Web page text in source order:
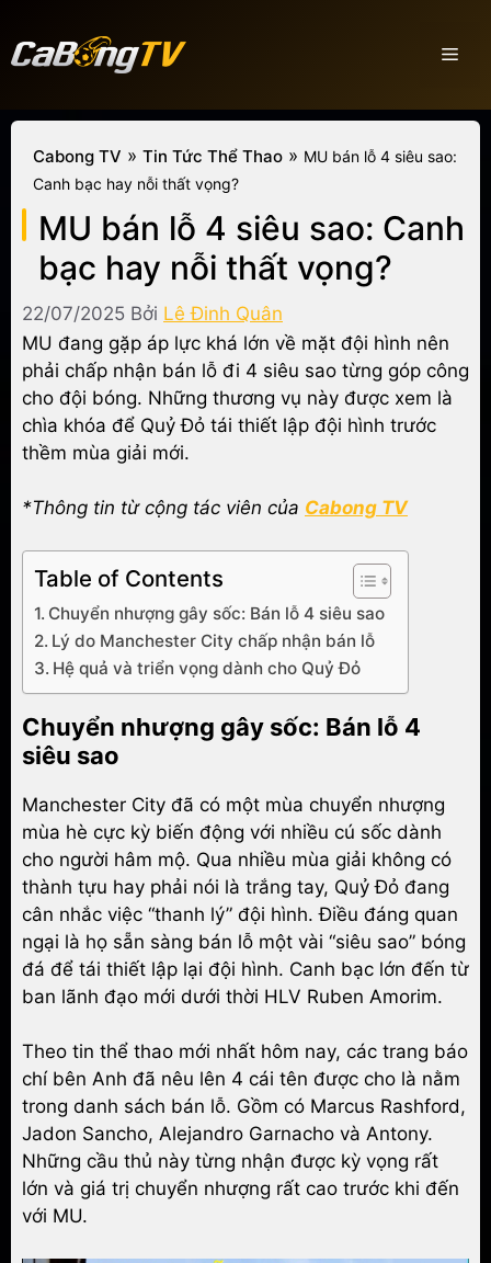
đến
nội
Cabong TV » Tin Tức Thể Thao » MU bán lỗ 4 siêu sao:
Canh bạc hay nỗi thất vọng?
MU bán lỗ 4 siêu sao: Canh
bạc hay nỗi thất vọng?
22/07/2025 Bởi Lê Đinh Quân
MU đang gặp áp lực khá lớn về mặt đội hình nên
phải chấp nhận bán lỗ đi 4 siêu sao từng góp công
cho đội bóng. Những thương vụ này được xem là
chìa khóa để Quỷ Đỏ tái thiết lập đội hình trước
thềm mùa giải mới.
*Thông tin từ cộng tác viên của Cabong TV
Table of Contents
Chuyển nhượng gây sốc: Bán lỗ 4 siêu sao
Lý do Manchester City chấp nhận bán lỗ
Hệ quả và triển vọng dành cho Quỷ Đỏ
Chuyển nhượng gây sốc: Bán lỗ 4
siêu sao
Manchester City đã có một mùa chuyển nhượng
mùa hè cực kỳ biến động với nhiều cú sốc dành
cho người hâm mộ. Qua nhiều mùa giải không có
thành tựu hay phải nói là trắng tay, Quỷ Đỏ đang
cân nhắc việc “thanh lý” đội hình. Điều đáng quan
ngại là họ sẵn sàng bán lỗ một vài “siêu sao” bóng
đá để tái thiết lập lại đội hình. Canh bạc lớn đến từ
ban lãnh đạo mới dưới thời HLV Ruben Amorim.
Theo tin thể thao mới nhất hôm nay, các trang báo
chí bên Anh đã nêu lên 4 cái tên được cho là nằm
trong danh sách bán lỗ. Gồm có Marcus Rashford,
Jadon Sancho, Alejandro Garnacho và Antony.
Những cầu thủ này từng nhận được kỳ vọng rất
lớn và giá trị chuyển nhượng rất cao trước khi đến
với MU.